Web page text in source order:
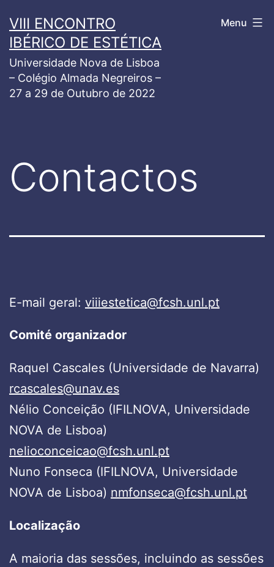
para
conteúdo
VIII ENCONTRO
IBÉRICO DE ESTÉTICA
Universidade Nova de Lisboa
– Colégio Almada Negreiros –
27 a 29 de Outubro de 2022
Menu
Contactos
E-mail geral: viiiestetica@fcsh.unl.pt
Comité organizador
Raquel Cascales (Universidade de Navarra)
rcascales@unav.es
Nélio Conceição (IFILNOVA, Universidade
NOVA de Lisboa)
nelioconceicao@fcsh.unl.pt
Nuno Fonseca (IFILNOVA, Universidade
NOVA de Lisboa) nmfonseca@fcsh.unl.pt
Localização
A maioria das sessões, incluindo as sessões